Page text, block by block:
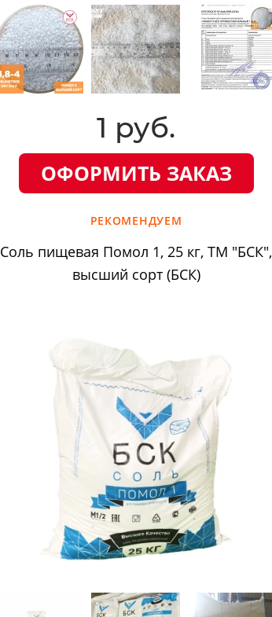
1 руб.
ОФОРМИТЬ ЗАКАЗ
РЕКОМЕНДУЕМ
Соль пищевая Помол 1, 25 кг, ТМ "БСК",
высший сорт (БСК)